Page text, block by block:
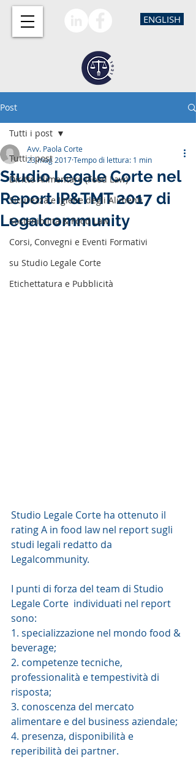
ENGLISH
Post
Tutti i post
Diritto Alimentare (Food Law)
Sicurezza e Igiene degli Alimenti
Sostenibilità & Food Law
Corsi, Convegni e Eventi Formativi
su Studio Legale Corte
Etichettatura e Pubblicità
Tutti i post
Studio Legale Corte nel
Report IP&TMT 2017 di
Legalcommunity
Avv. Paola Corte
23 mag 2017Tempo di lettura: 1 min
Studio Legale Corte ha ottenuto il
rating A in food law nel report sugli
studi legali redatto da
Legalcommunity.
I punti di forza del team di Studio
Legale Corte  individuati nel report
sono:
1. specializzazione nel mondo food &
beverage;
2. competenze tecniche,
professionalità e tempestività di
risposta;
3. conoscenza del mercato
alimentare e del business aziendale;
4. presenza, disponibilità e
reperibilità dei partner.